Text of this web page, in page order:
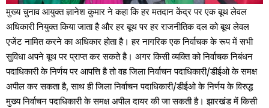
मुख्य चुनाव आयुक्त ज्ञानेश कुमार ने कहा कि हर मतदान केंद्र पर एक बूथ लेवल
अधिकारी नियुक्त किया जाता है और हर बूथ पर हर राजनीतिक दल को बूथ लेवल
एजेंट नामित करने का अधिकार होता है। हर नागरिक एक निर्वाचक के रूप में सभी
सुविधा अपने बूथ पर प्राप्त कर सकते है। अगर किसी व्यक्ति को निर्वाचक निबंधन
पदाधिकारी के निर्णय पर आपत्ति है तो वह जिला निर्वाचन पदाधिकारी/डीईओ के समक्ष
अपील कर सकता है, साथ ही जिला निर्वाचन पदाधिकारी/डीईओ के निर्णय के विरुद्ध
मुख्य निर्वाचन पदाधिकारी के समक्ष अपील दायर की जा सकती है। झारखंड में किसी